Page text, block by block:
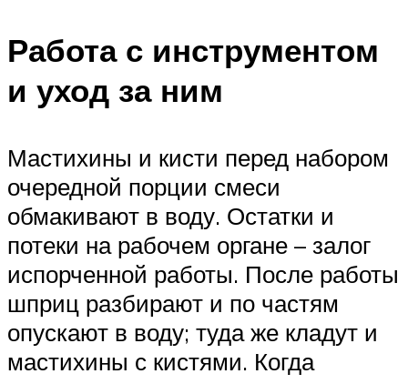
Работа с инструментом
и уход за ним
Мастихины и кисти перед набором
очередной порции смеси
обмакивают в воду. Остатки и
потеки на рабочем органе – залог
испорченной работы. После работы
шприц разбирают и по частям
опускают в воду; туда же кладут и
мастихины с кистями. Когда